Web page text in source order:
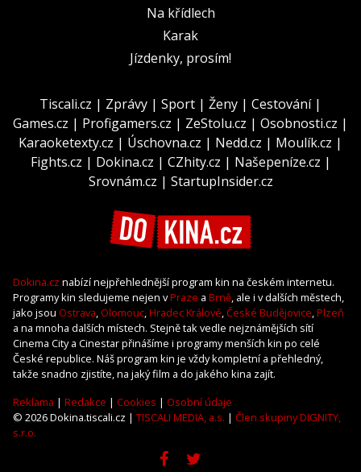
Na křídlech
Karak
Jízdenky, prosím!
Tiscali.cz | Zprávy | Sport | Ženy | Cestování|
Games.cz | Profigamers.cz | ZeStolu.cz | Osobnosti.cz |
Karaoketexty.cz | Úschovna.cz | Nedd.cz | Moulík.cz |
Fights.cz | Dokina.cz | CZhity.cz | Našepeníze.cz |
Srovnám.cz | StartupInsider.cz
Dokina.cz nabízí nejpřehlednější program kin na českém internetu.
Programy kin sledujeme nejen vPraze a Brně, ale i v dalších městech,
jako jsou Ostrava, Olomouc,Hradec Králové,České Budějovice,Plzeň
a na mnoha dalších místech. Stejně tak vedle nejznámějších sítí
Cinema City a Cinestar přinášíme i programy menších kin po celé
České republice. Náš program kin je vždy kompletní a přehledný,
takže snadno zjistíte, na jaký film a do jakého kina zajít.
Reklama | Redakce | Cookies | Osobní údaje
© 2026 Dokina.tiscali.cz | TISCALI MEDIA, a.s. | Člen skupiny DIGNITY,
s.r.o.